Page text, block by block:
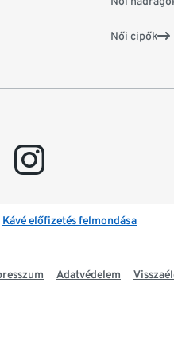
Női cipők
instagram
Kávé előfizetés felmondása
Adatvédelem